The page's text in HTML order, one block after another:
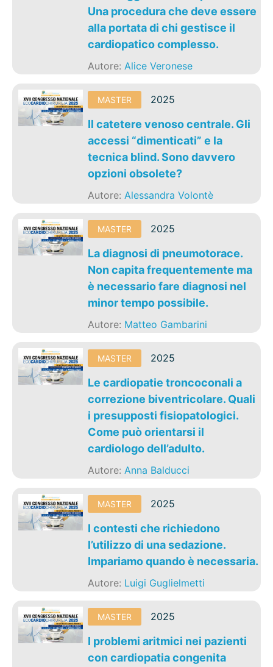
Una procedura che deve essere
alla portata di chi gestisce il
cardiopatico complesso.
Autore:Alice Veronese
MASTER 2025
Il catetere venoso centrale. Gli
accessi “dimenticati” e la
tecnica blind. Sono davvero
opzioni obsolete?
Autore:Alessandra Volontè
MASTER 2025
La diagnosi di pneumotorace.
Non capita frequentemente ma
è necessario fare diagnosi nel
minor tempo possibile.
Autore: Matteo Gambarini
MASTER 2025
Le cardiopatie troncoconali a
correzione biventricolare. Quali
i presupposti fisiopatologici.
Come può orientarsi il
cardiologo dell’adulto.
Autore:Anna Balducci
MASTER 2025
I contesti che richiedono
l’utilizzo di una sedazione.
Impariamo quando è necessaria.
Autore: Luigi Guglielmetti
MASTER 2025
I problemi aritmici nei pazienti
con cardiopatia congenita